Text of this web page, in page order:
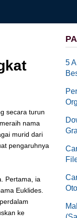
secara turun
nama
murid dari
pengaruhnya
Pertama, ia
Euklides.
ke
5